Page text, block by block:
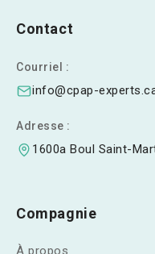
Contact
Courriel :
info@cpap-
Adresse :
1600a Boul Saint-
Compagnie
À propos